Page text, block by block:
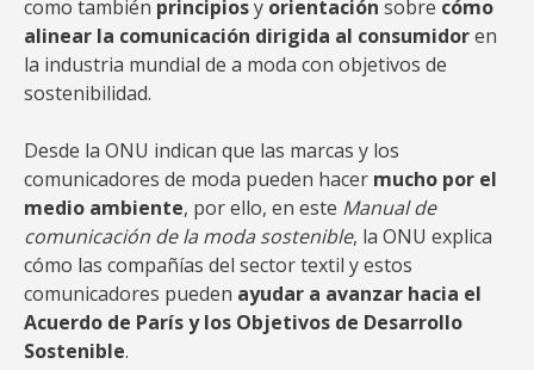
como también principiosy orientación sobre cómo
alinear la comunicación dirigida al consumidoren
la industria mundial de a moda con objetivos de
sostenibilidad.
Desde la ONU indican que las marcas y los
comunicadores de moda pueden hacer mucho por el
medio ambiente, por ello, en este Manual de
comunicación de la moda sostenible, la ONU explica
cómo las compañías del sector textil y estos
comunicadores pueden ayudar a avanzar hacia el
Acuerdo de París y los Objetivos de Desarrollo
Sostenible.